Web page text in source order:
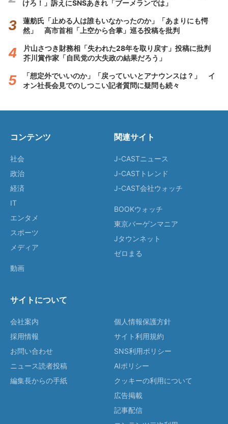
けろ！」訴えにSNSあきれ「ブーメランでは」
蓮舫氏「止める人は誰もいなかったのか」「あまりにも愕
然」 高市首相「上空から合掌」巡る投稿を批判
片山さつき財務相「失われた28年を取り戻す」投稿に批判
芥川賞作家「自民党の大失政の結果だろう」
「想定外でいいのか」「戻っていいとアナウンスは？」 イ
オン社長会見でのしつこい記者質問に疑問も続々
コンテンツ
社会
政治
経済
IT
エンタメ
スポーツ
メディア
動画
関連サイト
J-CASTニュース
J-CASTトレンド
J-CAST会社ウォッチ
BOOKウォッチ
東京バーゲンマニア
Jタウンネット
ゼロまる
サイトについて
会社案内
採用情報
お問い合わせ
ニュース読者投稿
編集長からの手紙
個人情報保護方針
サイト利用規約
SNS利用ポリシー
AIポリシー
クッキーの利用について
広告掲載
記事配信